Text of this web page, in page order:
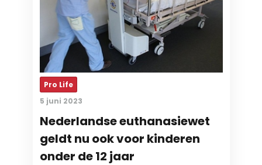
Pro Life
5 juni 2023
Nederlandse euthanasiewet
geldt nu ook voor kinderen
onder de 12 jaar